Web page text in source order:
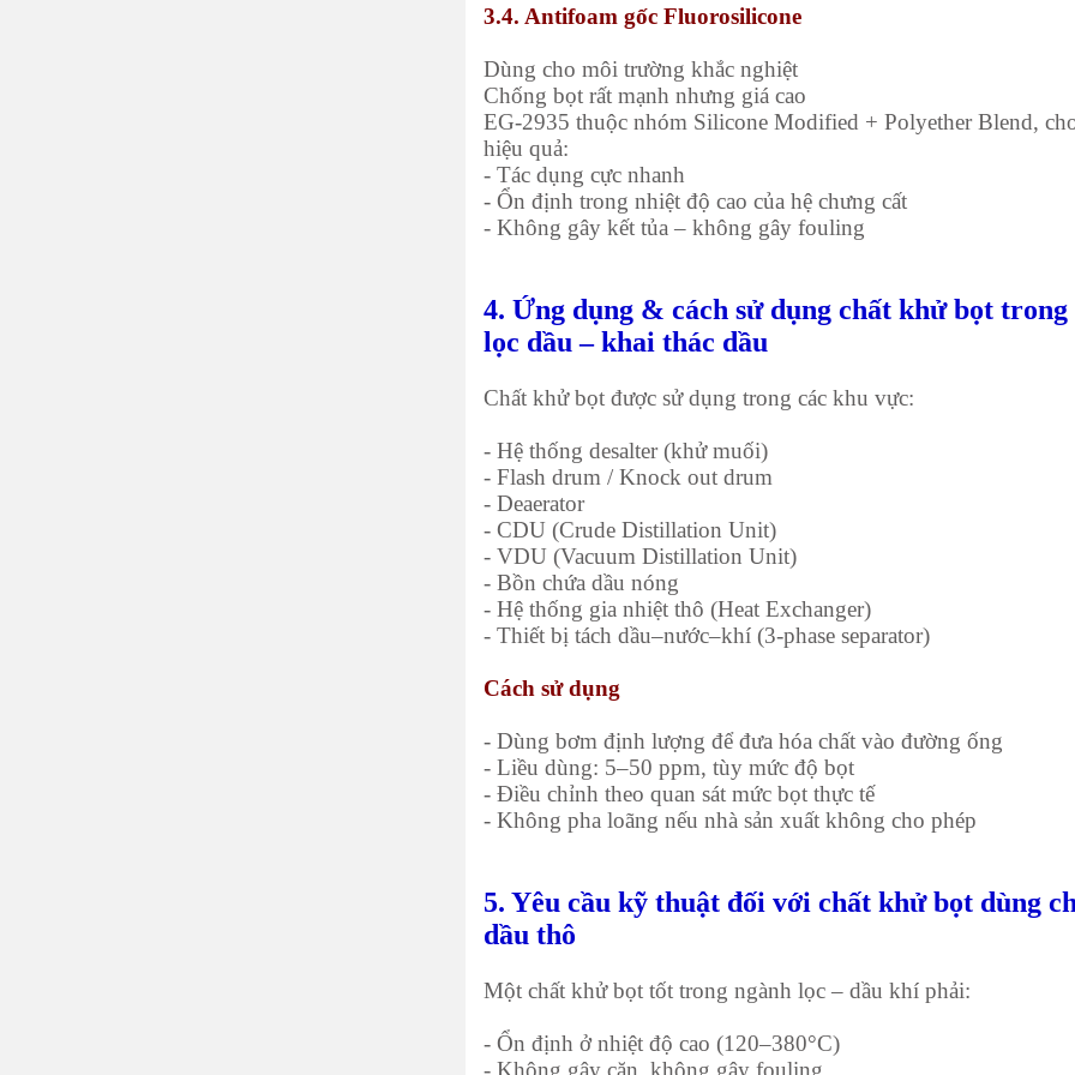
3.4. Antifoam gốc Fluorosilicone
Dùng cho môi trường khắc nghiệt
Chống bọt rất mạnh nhưng giá cao
EG-2935 thuộc nhóm Silicone Modified + Polyether Blend,
hiệu quả:
- Tác dụng cực nhanh
- Ổn định trong nhiệt độ cao của hệ chưng cất
- Không gây kết tủa – không gây fouling
4. Ứng dụng & cách sử dụng chất khử bọt trong
lọc dầu – khai thác dầu
Chất khử bọt được sử dụng trong các khu vực:
- Hệ thống desalter (khử muối)
- Flash drum / Knock out drum
- Deaerator
- CDU (Crude Distillation Unit)
- VDU (Vacuum Distillation Unit)
- Bồn chứa dầu nóng
- Hệ thống gia nhiệt thô (Heat Exchanger)
- Thiết bị tách dầu–nước–khí (3-phase separator)
Cách sử dụng
- Dùng bơm định lượng để đưa hóa chất vào đường ống
- Liều dùng: 5–50 ppm, tùy mức độ bọt
- Điều chỉnh theo quan sát mức bọt thực tế
- Không pha loãng nếu nhà sản xuất không cho phép
5. Yêu cầu kỹ thuật đối với chất khử bọt dùng
dầu thô
Một chất khử bọt tốt trong ngành lọc – dầu khí phải:
- Ổn định ở nhiệt độ cao (120–380°C)
- Không gây cặn, không gây fouling